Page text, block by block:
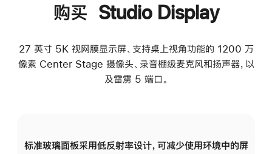
购买 Studio Display
27 英寸 5K 视网膜显示屏、支持桌上视角功能的 1200 万
像素 Center Stage 摄像头、录音棚级麦克风和扬声器，以
及雷雳 5 端口。
标准玻璃面板采用低反射率设计，可减少使用环境中的屏